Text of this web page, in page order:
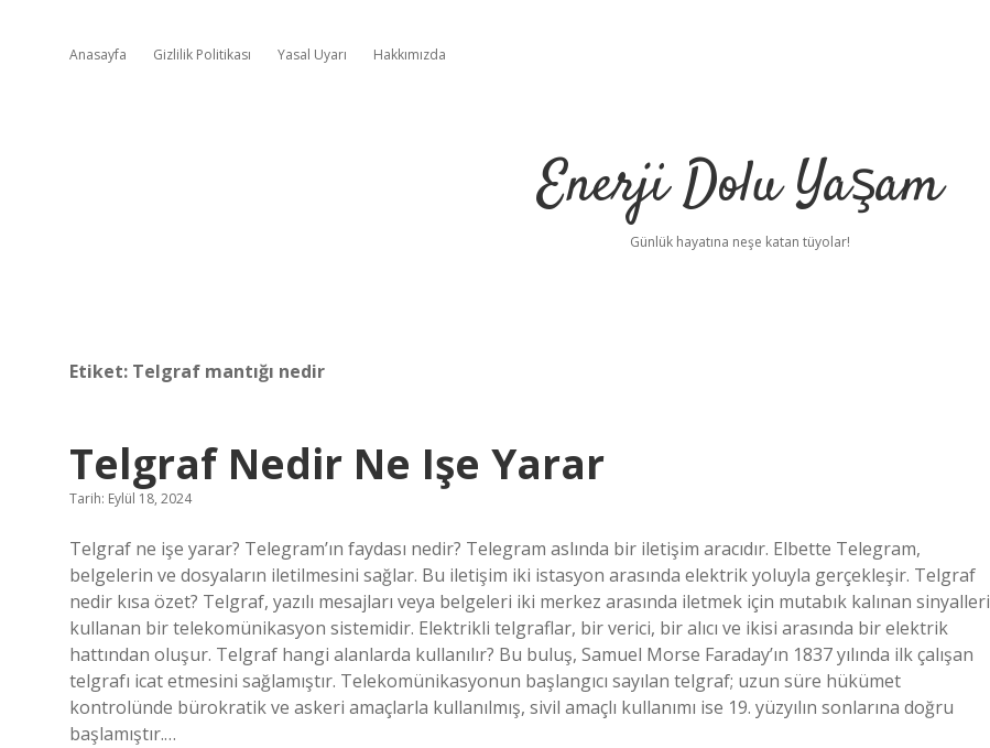
Anasayfa Gizlilik Politikası Yasal Uyarı Hakkımızda
Enerji Dolu Yaşam
Günlük hayatına neşe katan tüyolar!
Etiket: Telgraf mantığı nedir
Telgraf Nedir Ne Işe Yarar
Tarih: Eylül 18, 2024
Telgraf ne işe yarar? Telegram’ın faydası nedir? Telegram aslında bir iletişim aracıdır. Elbette Telegram,
belgelerin ve dosyaların iletilmesini sağlar. Bu iletişim iki istasyon arasında elektrik yoluyla gerçekleşir. Telgraf
nedir kısa özet? Telgraf, yazılı mesajları veya belgeleri iki merkez arasında iletmek için mutabık kalınan sinyalleri
kullanan bir telekomünikasyon sistemidir. Elektrikli telgraflar, bir verici, bir alıcı ve ikisi arasında bir elektrik
hattından oluşur. Telgraf hangi alanlarda kullanılır? Bu buluş, Samuel Morse Faraday’ın 1837 yılında ilk çalışan
telgrafı icat etmesini sağlamıştır. Telekomünikasyonun başlangıcı sayılan telgraf; uzun süre hükümet
kontrolünde bürokratik ve askeri amaçlarla kullanılmış, sivil amaçlı kullanımı ise 19. yüzyılın sonlarına doğru
başlamıştır.…